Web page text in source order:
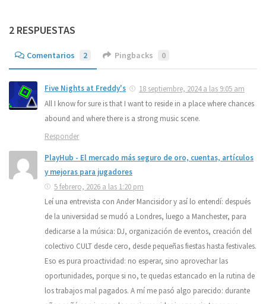
2 RESPUESTAS
Comentarios 2 Pingbacks 0
Five Nights at Freddy's
18 septiembre, 2024 a las 9:05 am
All I know for sure is that I want to reside in a place where chances
abound and where there is a strong music scene.
Responder
PlayHub - El mercado más seguro de oro, cuentas, artículos
y mejoras para jugadores
5 febrero, 2026 a las 1:20 pm
Leí una entrevista con Ander Mancisidor y así lo entendí: después
de la universidad se mudó a Londres, luego a Manchester, para
dedicarse a la música: DJ, organización de eventos, creación del
colectivo CULT desde cero, desde pequeñas fiestas hasta festivales.
Eso es pura proactividad: no esperar, sino aprovechar las
oportunidades, porque si no, te quedas estancado en la rutina de
los trabajos mal pagados. A mí me pasó algo parecido: durante